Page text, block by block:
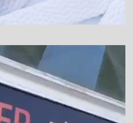
نمایشگر
ویدیو